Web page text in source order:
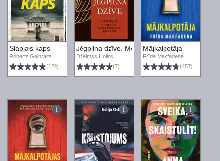
Slapjais kaps
Roberts Galbraits
(129)
Jēgpilna dzīve. Meklējot garīgās gravitācijas
Džeimss Holiss
(7)
Mājkalpotāja
Frīda Makfadena
(457)